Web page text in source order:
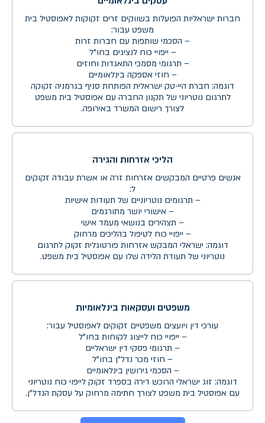
חברות ישראליות הפועלות בשווקים זרים זקוקות לאפוסטיל בית
משפט עבור:
– הסכמי שותפות עם חברות זרות
– ייפויי כוח לנציגים בחו"ל
– תרגומי מסמכי התאגדות וחוזים
– חוזי אספקה בינלאומיים
דוגמה: חברת היי-טק ישראלית הפותחת סניף בגרמניה זקוקה
לתרגום נוטריוני של תקנון החברה עם אפוסטיל בית משפט
לצורך רישום המשרד באירופה.
הליכי אזרחות והגירה
אנשים פרטיים המבקשים אזרחות זרה או אשרת עבודה זקוקים
ל:
– תרגומים נוטריוניים של תעודות אישיות
– אישורי יושר מתורגמים
– תצהירים בנושאי מעמד אישי
– ייפויי כוח לטיפול בהליכים מרחוק
דוגמה: ישראלי המבקש אזרחות פורטוגלית זקוק לתרגום
נוטריוני של תעודת הלידה שלו עם אפוסטיל בית משפט.
משפטים ועסקאות בינלאומיות
עורכי דין ויועצים משפטיים זקוקים לאפוסטיל עבור:
– ייפויי כוח לייצוג לקוחות בחו"ל
– תרגומי פסקי דין ישראליים
– חוזי מכר נדל"ן בחו"ל
– הסכמי גירושין בינלאומיים
דוגמה: זוג ישראלי הרוכש דירה בספרד זקוק לייפוי כוח נוטריוני
עם אפוסטיל בית משפט לצורך חתימה מרחוק על עסקת הנדל"ן.